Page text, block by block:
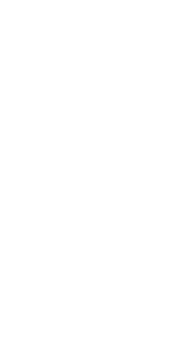
accept that cookies